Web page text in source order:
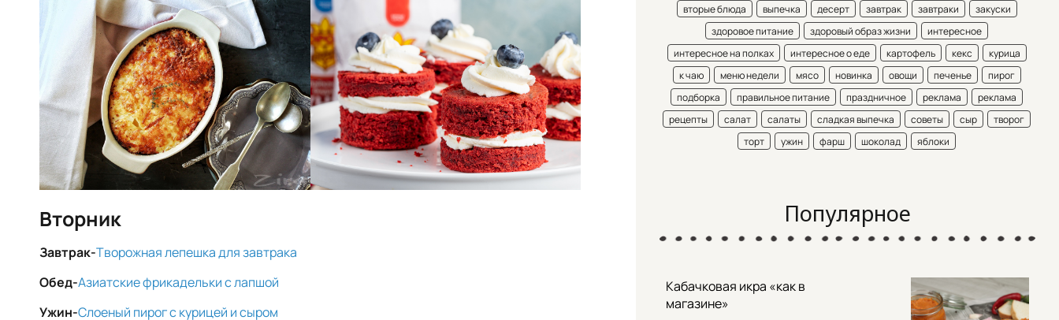
Вторник
Завтрак-Творожная лепешка для завтрака
Обед-Азиатские фрикадельки с лапшой
Ужин-Слоеный пирог с курицей и сыром
вторые блюда
выпечка десерт завтрак завтраки
закуски
здоровое питание
здоровый образ жизни
интересное
интересное на полках
интересное о еде картофель кекс
курица
к чаю
меню недели мясо новинка овощи печенье
пирог
подборка
правильное питание праздничное реклама
реклама
рецепты
салат салаты сладкая выпечка советы сыр
творог
торт
ужин фарш шоколад яблоки
Популярное
Кабачковая икра «как в
магазине»